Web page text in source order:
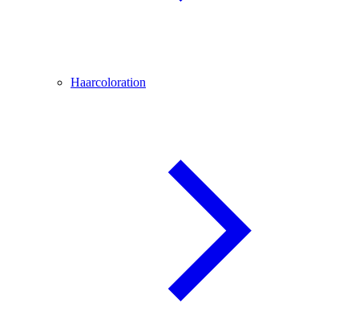
Haarcoloration